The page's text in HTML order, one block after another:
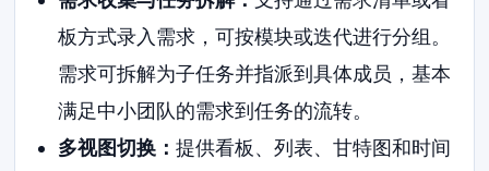
板方式录入需求，可按模块或迭代进行分组。
需求可拆解为子任务并指派到具体成员，基本
满足中小团队的需求到任务的流转。
多视图切换： 提供看板、列表、甘特图和时间